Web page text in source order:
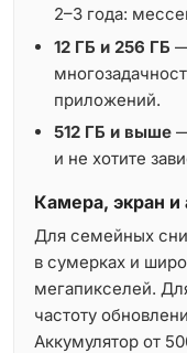
2–3 года:
12 ГБ и 256 ГБ
приложений.
512 ГБ и выше
и не хотите
Камера, экран и
Для семейных
в сумерках и
мегапикселей.
частоту
Аккумулятор от